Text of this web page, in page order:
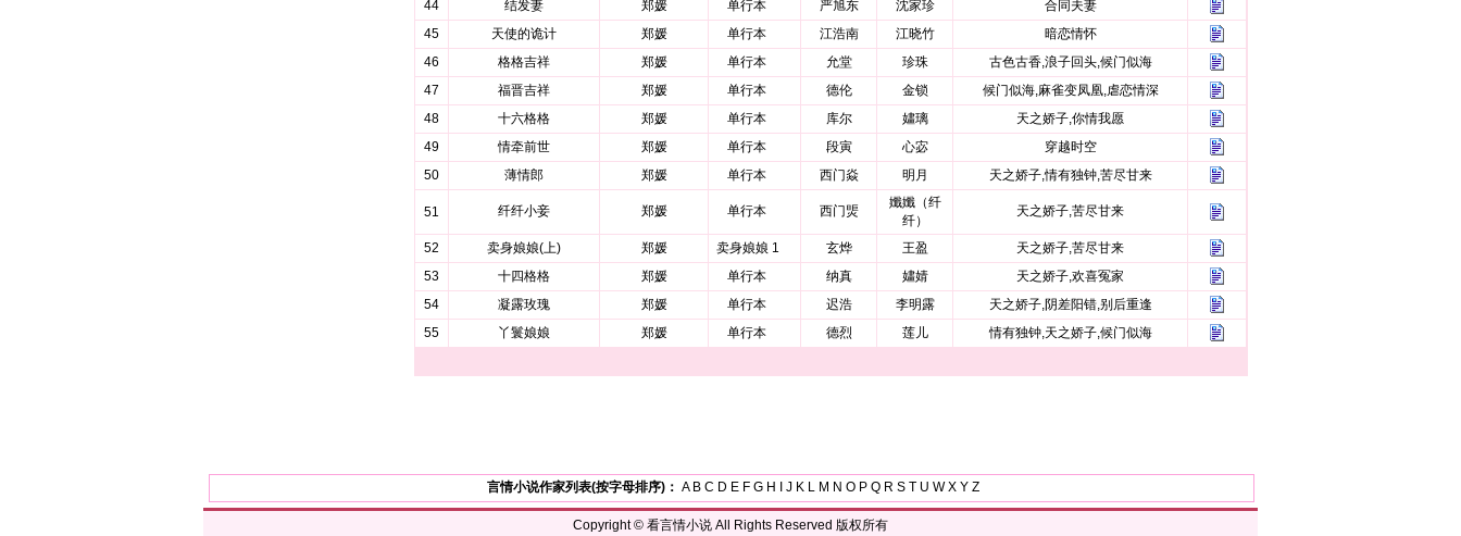
44
结发妻 郑媛 单行本 严旭东 沈家珍
合同夫妻
45
天使的诡计 郑媛 单行本 江浩南 江晓竹
暗恋情怀
46
格格吉祥 郑媛 单行本 允堂 珍珠
古色古香,浪子回头,候门似海
47
福晋吉祥 郑媛 单行本 德伦 金锁
候门似海,麻雀变凤凰,虐恋情深
48
十六格格 郑媛 单行本 库尔 嫿璃
天之娇子,你情我愿
49
情牵前世 郑媛 单行本 段寅 心宓
穿越时空
50
薄情郎 郑媛 单行本 西门焱 明月 天之娇子,情有独钟,苦尽甘来
51 纤纤小妾 郑媛 单行本 西门煚
孅孅（纤
纤）
天之娇子,苦尽甘来
52 卖身娘娘(上) 郑媛 卖身娘娘 1 玄烨 王盈
天之娇子,苦尽甘来
53
十四格格 郑媛 单行本 纳真 嫿婧
天之娇子,欢喜冤家
54
凝露玫瑰 郑媛 单行本 迟浩 李明露
天之娇子,阴差阳错,别后重逢
55
丫鬟娘娘 郑媛 单行本 德烈 莲儿 情有独钟,天之娇子,候门似海
言情小说作家列表(按字母排序)： A B C D E F G H J K L M N O P Q R S T U W X Y Z
Copyright © 看言情小说 All Rights Reserved 版权所有